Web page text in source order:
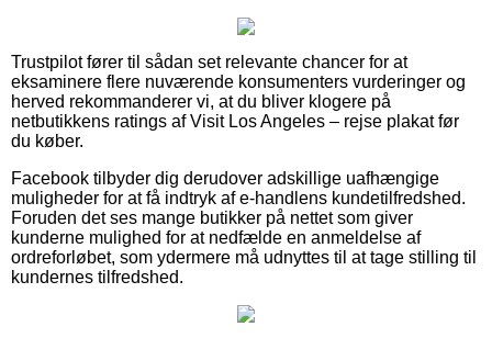
Trustpilot fører til sådan set relevante chancer for at
eksaminere flere nuværende konsumenters vurderinger og
herved rekommanderer vi, at du bliver klogere på
netbutikkens ratings af Visit Los Angeles – rejse plakat før
du køber.
Facebook tilbyder dig derudover adskillige uafhængige
muligheder for at få indtryk af e-handlens kundetilfredshed.
Foruden det ses mange butikker på nettet som giver
kunderne mulighed for at nedfælde en anmeldelse af
ordreforløbet, som ydermere må udnyttes til at tage stilling til
kundernes tilfredshed.